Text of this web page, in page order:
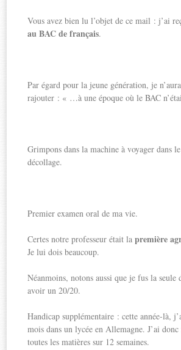
Vous avez bien lu l’objet de ce mail : j’ai
au BAC de français.
Par égard pour la jeune génération, je
rajouter : « …à une époque où le BAC
Grimpons dans la machine à voyager dans
décollage.
Premier examen oral de ma vie.
Certes notre professeur était lapremière
Je lui dois beaucoup.
Néanmoins, notons aussi que je fus la seule
avoir un 20/20.
Handicap supplémentaire : cette année-là,
mois dans un lycée en Allemagne. J’ai
toutes les matières sur 12 semaines.